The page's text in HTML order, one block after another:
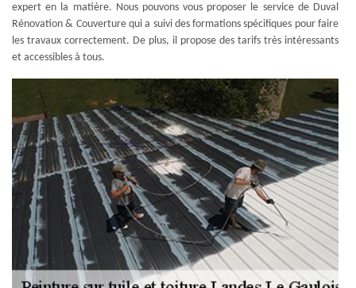
expert en la matière. Nous pouvons vous proposer le service de Duval
Rénovation & Couverture qui a suivi des formations spécifiques pour faire
les travaux correctement. De plus, il propose des tarifs très intéressants
et accessibles à tous.